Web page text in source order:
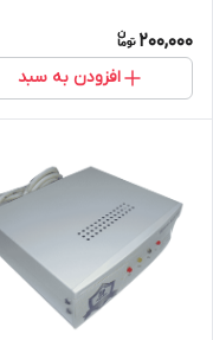
200,000
افزودن به سبد